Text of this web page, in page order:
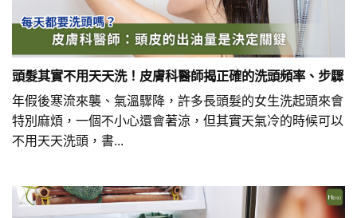
頭髮其實不用天天洗！皮膚科醫師揭正確的洗頭頻率、步驟
年假後寒流來襲、氣溫驟降，許多長頭髮的女生洗起頭來會
特別麻煩，一個不小心還會著涼，但其實天氣冷的時候可以
不用天天洗頭，書...